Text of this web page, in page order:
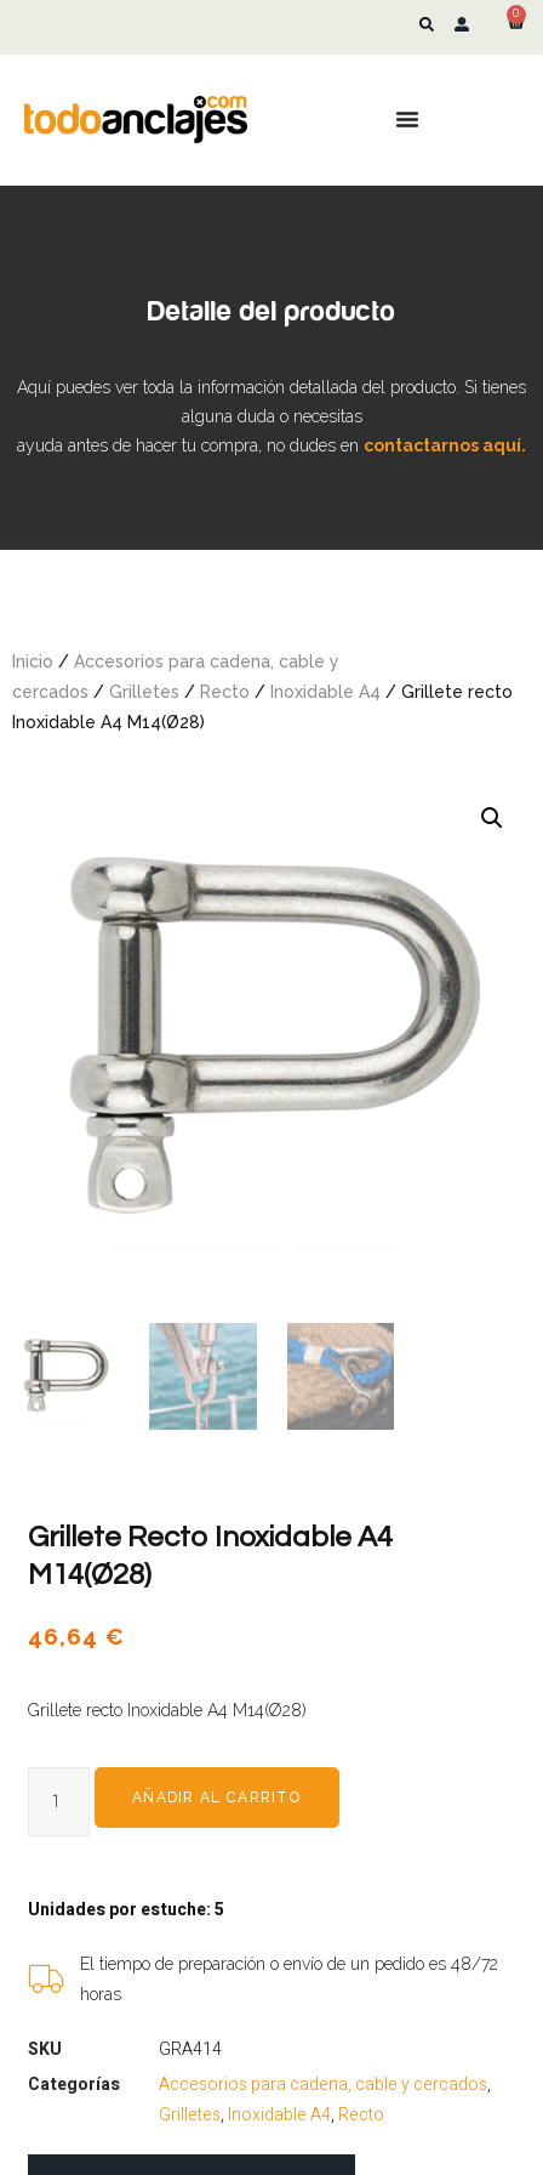
0
Detalle del producto
Aquí puedes ver toda la información detallada del producto. Si tienes
alguna duda o necesitas
ayuda antes de hacer tu compra, no dudes en contactarnos aquí.
Inicio / Accesorios para cadena, cable y
cercados / Grilletes / Recto / Inoxidable A4 / Grillete recto
Inoxidable A4 M14(Ø28)
Grillete Recto Inoxidable A4
M14(Ø28)
46,64€
Grillete recto Inoxidable A4 M14(Ø28)
AÑADIR AL CARRITO
Unidades por estuche: 5
El tiempo de preparación o envío de un pedido es 48/72
horas
SKU
GRA414
Categorías
Accesorios para cadena, cable y cercados,
Grilletes, Inoxidable A4, Recto